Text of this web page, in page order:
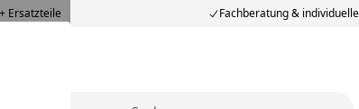
Ersatzteile Fachberatung &